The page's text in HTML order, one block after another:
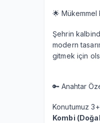
🌟 Mükemmel
Şehrin
modern
gitmek için
🔑 Anahtar
Konutumuz
Kombi